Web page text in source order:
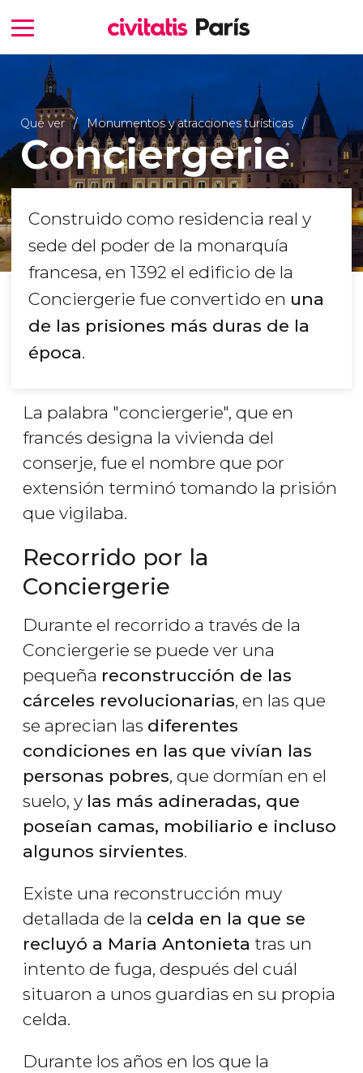
Qué ver Monumentos y atracciones turísticas
Conciergerie
Construido como residencia real y
sede del poder de la monarquía
francesa, en 1392 el edificio de la
Conciergerie fue convertido en una
de las prisiones más duras de la
época.
La palabra "conciergerie", que en
francés designa la vivienda del
conserje, fue el nombre que por
extensión terminó tomando la prisión
que vigilaba.
Recorrido por la
Conciergerie
Durante el recorrido a través de la
Conciergerie se puede ver una
pequeña reconstrucción de las
cárceles revolucionarias, en las que
se aprecian las diferentes
condiciones en las que vivían las
personas pobres, que dormían en el
suelo, y las más adineradas, que
poseían camas, mobiliario e incluso
algunos sirvientes.
Existe una reconstrucción muy
detallada de la celda en la que se
recluyó a Maria Antonieta tras un
intento de fuga, después del cuál
situaron a unos guardias en su propia
celda.
Durante los años en los que la